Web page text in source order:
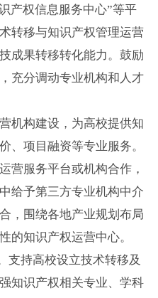
产权信息服务中心”等平
转移与知识产权管理运营
成果转移转化能力。鼓励
充分调动专业机构和人才
构建设，为高校提供知
、项目融资等专业服务。
营服务平台或机构合作，
给予第三方专业机构中介
，围绕各地产业规划布局
的知识产权运营中心。
支持高校设立技术转移及
知识产权相关专业、学科